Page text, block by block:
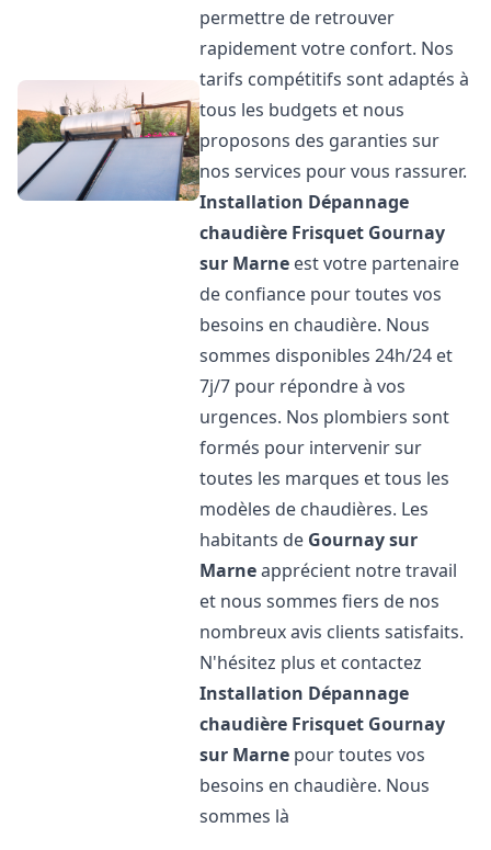
permettre de retrouver
rapidement votre confort. Nos
tarifs compétitifs sont adaptés à
tous les budgets et nous
proposons des garanties sur
nos services pour vous rassurer.
Installation Dépannage
chaudière Frisquet Gournay
sur Marne est votre partenaire
de confiance pour toutes vos
besoins en chaudière. Nous
sommes disponibles 24h/24 et
7j/7 pour répondre à vos
urgences. Nos plombiers sont
formés pour intervenir sur
toutes les marques et tous les
modèles de chaudières. Les
habitants de Gournay sur
Marneapprécient notre travail
et nous sommes fiers de nos
nombreux avis clients satisfaits.
N'hésitez plus et contactez
Installation Dépannage
chaudière Frisquet Gournay
sur Marne pour toutes vos
besoins en chaudière. Nous
sommes là